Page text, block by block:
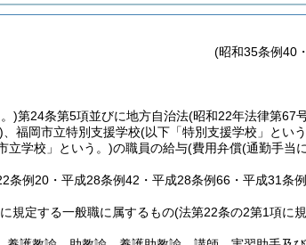
(昭和35条例40
)第24条第5項並びに地方自治法(昭和22年法律第67
、福岡市立特別支援学校(以下「特別支援学校」とい
立学校」という。)の職員の給与(費用弁償(通勤手当
例20・平成28条例42・平成28条例66・平成31条
規定する一般職に属するもの(法第22条の2第1項に